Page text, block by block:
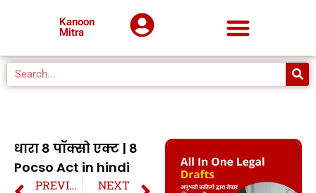
Kanoon
Mitra
धारा 8 पॉक्सो एक्ट | 8
Pocso Act in hindi
PREVIOUS NEXT